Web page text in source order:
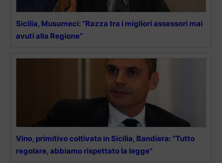
Sicilia, Musumeci: “Razza tra i migliori assessori mai
avuti alla Regione”
Vino, primitivo coltivato in Sicilia, Bandiera: “Tutto
regolare, abbiamo rispettato la legge”